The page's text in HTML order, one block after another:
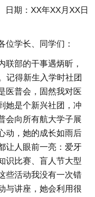
期：XX年XX月XX日
位学长、同学们：
部的干事遇炳昕，
记得新生入学时社团
医普会，固然我对医
她是个新兴社团，冲
会向所有航大学子展
动，她的成长如雨后
让人眼前一亮：爱牙
识比赛、盲人节大型
些活动我没有一次错
与讲座，她会利用很